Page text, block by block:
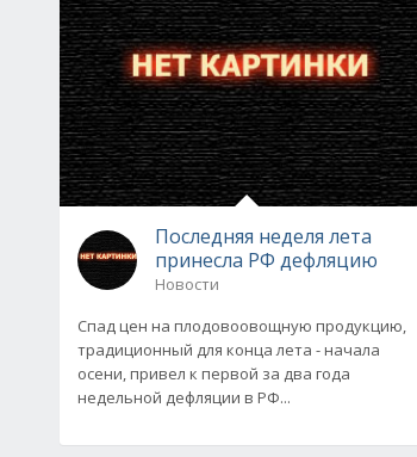
Последняя неделя лета
принесла РФ дефляцию
Новости
Спад цен на плодовоовощную продукцию,
традиционный для конца лета - начала
осени, привел к первой за два года
недельной дефляции в РФ...